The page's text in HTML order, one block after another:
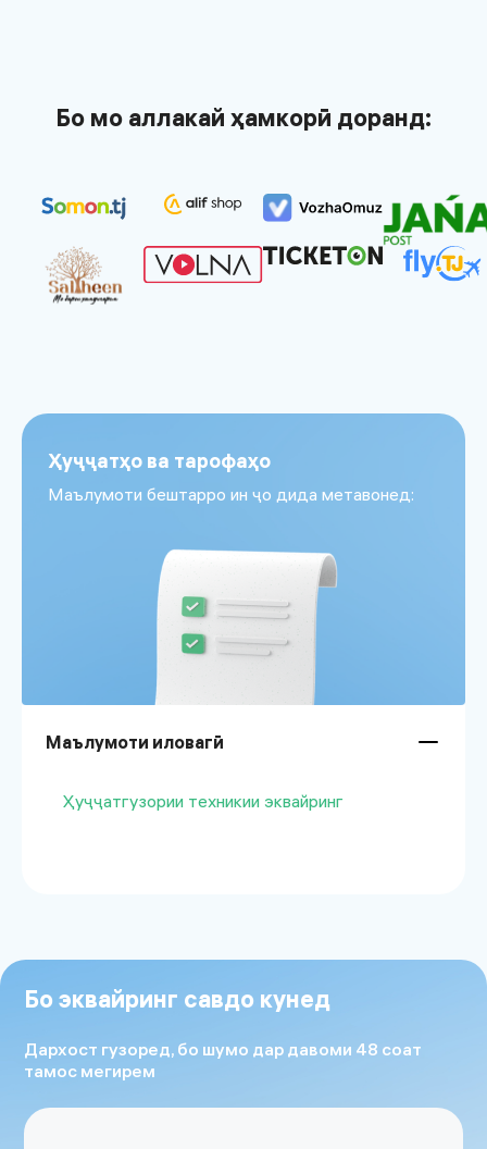
Бо мо аллакай ҳамкорӣ доранд:
Ҳуҷҷатҳо ва тарофаҳо
Маълумоти бештарро ин ҷо дида метавонед:
Маълумоти иловагӣ
Ҳуҷҷатгузории техникии эквайринг
Бо эквайринг савдо кунед
Дархост гузоред, бо шумо дар давоми 48 соат
тамос мегирем